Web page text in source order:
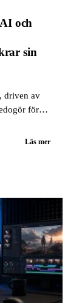
och
sin
driven av
för
och
Läs mer